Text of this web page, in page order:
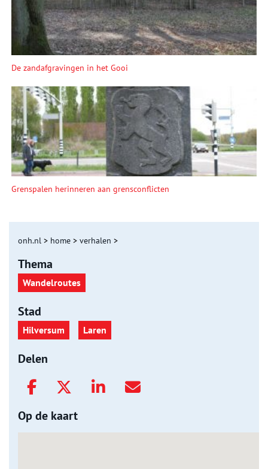
De zandafgravingen in het Gooi
Grenspalen herinneren aan grensconflicten
onh.nl > home > verhalen >
Thema
Wandelroutes
Stad
Hilversum Laren
Delen
Op de kaart